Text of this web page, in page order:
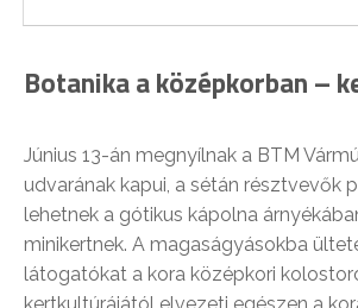
Botanika a középkorban –
Június 13-án megnyílnak a BTM
udvarának kapui, a sétán résztvevők
lehetnek a gótikus kápolna
minikertnek. A magaságyásokba
látogatókat a kora középkori